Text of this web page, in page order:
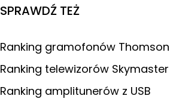
SPRAWDŹ TEŻ
Ranking gramofonów Thomson
Ranking telewizorów Skymaster
Ranking amplitunerów z USB